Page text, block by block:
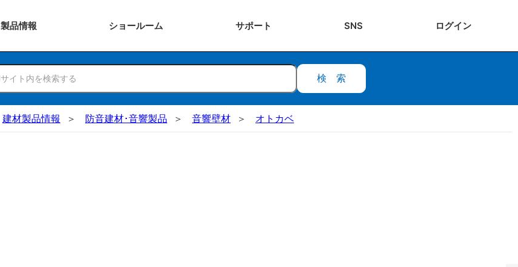
製品情報 ショールーム サポート SNS ログイン
検索
建材製品情報 防音建材･音響製品 音響壁材 オトカベ